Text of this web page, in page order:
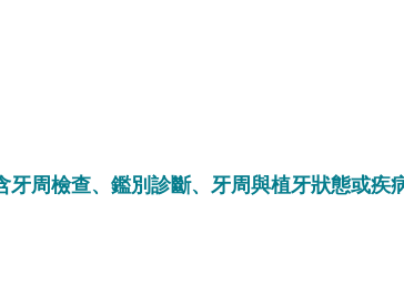
牙周檢查、鑑別診斷、牙周與植牙狀態或疾